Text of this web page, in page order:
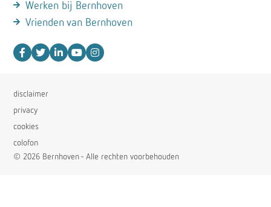
Werken bij Bernhoven
Vrienden van Bernhoven
disclaimer
privacy
cookies
colofon
© 2026 Bernhoven - Alle rechten voorbehouden